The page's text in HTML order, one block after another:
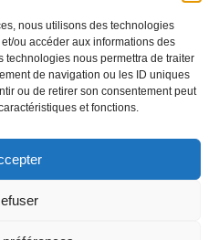
nous utilisons des technologies
ou accéder aux informations des
technologies nous permettra de traiter
de navigation ou les ID uniques
ou de retirer son consentement peut
et fonctions.
dubitatif…quoique est
ARMA, Association